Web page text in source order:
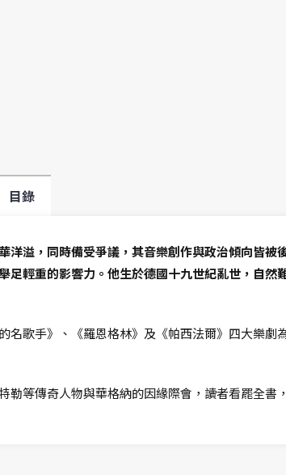
目錄
洋溢，同時備受爭議，其音樂創作與政治傾向皆
足輕重的影響力。他生於德國十九世紀亂世，自
名歌手》、《羅恩格林》及《帕西法爾》四大樂
勒等傳奇人物與華格納的因緣際會，讀者看罷全書